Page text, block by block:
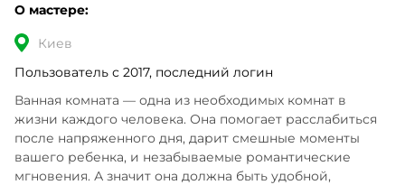
О мастере:
Киев
Пользователь с 2017, последний логин
Ванная комната — одна из необходимых комнат в
жизни каждого человека. Она помогает расслабиться
после напряженного дня, дарит смешные моменты
вашего ребенка, и незабываемые романтические
мгновения. А значит она должна быть удобной,